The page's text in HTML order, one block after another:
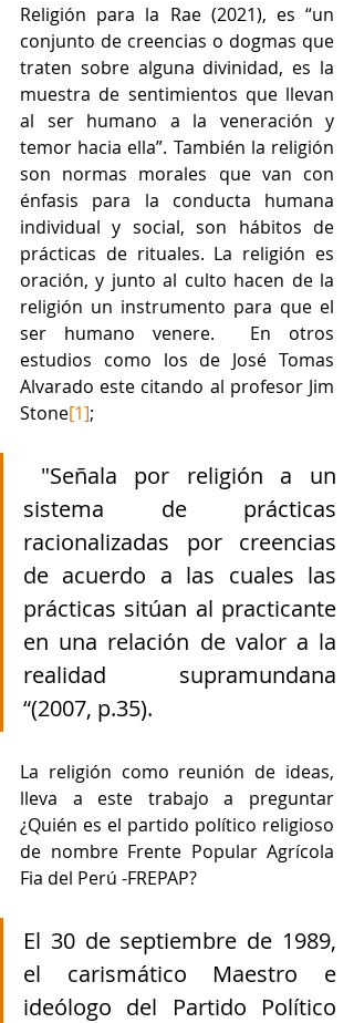
Religión para la Rae (2021), es “un
conjunto de creencias o dogmas que
traten sobre alguna divinidad, es la
muestra de sentimientos que llevan
al ser humano a la veneración y
temor hacia ella”. También la religión
son normas morales que van con
énfasis para la conducta humana
individual y social, son hábitos de
prácticas de rituales. La religión es
oración, y junto al culto hacen de la
religión un instrumento para que el
ser humano venere.  En otros
estudios como los de José Tomas
Alvarado este citando al profesor Jim
Stone[1];
sistema de prácticas
racionalizadas por creencias
de acuerdo a las cuales las
prácticas sitúan al practicante
en una relación de valor a la
realidad supramundana
“(2007, p.35).
La religión como reunión de ideas,
lleva a este trabajo a preguntar
¿Quién es el partido político religioso
de nombre Frente Popular Agrícola
Fia del Perú -FREPAP?
El 30 de septiembre de 1989,
el carismático Maestro e